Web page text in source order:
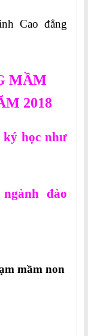
Cao đẳng
MẦM
2018
ký học như
đào
mầm non